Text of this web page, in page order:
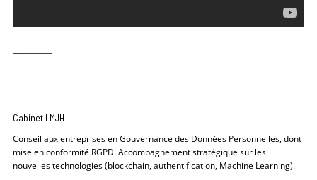
Cabinet LMJH
Conseil aux entreprises en Gouvernance des Données Personnelles, dont
mise en conformité RGPD. Accompagnement stratégique sur les
nouvelles technologies (blockchain, authentification, Machine Learning).